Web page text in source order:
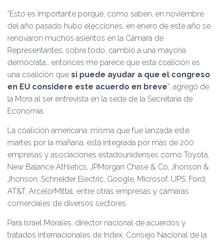
“Esto es importante porque, como saben, en noviembre
del año pasado hubo elecciones, en enero de este año se
renovaron muchos asientos en la Cámara de
Representantes, sobre todo, cambió a una mayoría
demócrata… entonces me parece que esta coalición es
una coalición que sí puede ayudar a que el congreso
en EU considere este acuerdo en breve”, agregó de
la Mora al ser entrevista en la sede de la Secretaría de
Economía.
La coalición americana, misma que fue lanzada este
martes por la mañana, está integrada por más de 200
empresas y asociaciones estadounidenses como Toyota,
New Balance Athletics, JPMorgan Chase & Co, Jhonson &
Jhonson, Schneider Electric, Google, Microsof, UPS, Ford,
AT&T, ArcelorMittal, entre otras empresas y cámaras
comerciales de diversos sectores.
Para Israel Morales, director nacional de acuerdos y
tratados internacionales de Index, Consejo Nacional de la